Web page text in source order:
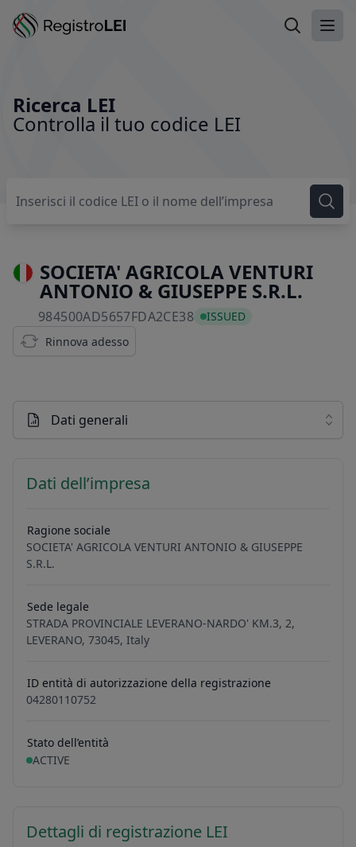
Ricerca LEI
Apri
Ricerca LEI
Controlla il tuo codice LEI
SOCIETA' AGRICOLA VENTURI
ANTONIO & GIUSEPPE S.R.L.
984500AD5657FDA2CE38984500AD5657FDA2CE38
ISSUED
Rinnova adesso
Dati generali
Dati dell’impresa
Ragione sociale
SOCIETA' AGRICOLA VENTURI ANTONIO & GIUSEPPE
S.R.L.
Sede legale
STRADA PROVINCIALE LEVERANO-NARDO' KM.3, 2,
LEVERANO, 73045, Italy
ID entità di autorizzazione della registrazione
04280110752
Stato dell’entità
ACTIVE
Dettagli di registrazione LEI